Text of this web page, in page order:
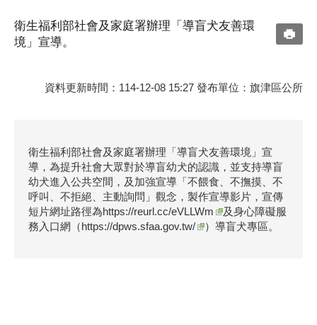
衛生福利部社會及家庭署辦理「導盲犬友善環
境」宣導。
資料更新時間：114-12-08 15:27 發布單位：旗津區公所
衛生福利部社會及家庭署辦理「導盲犬友善環境」宣
導，為提升社會大眾對於導盲幼犬的認識，並支持導盲
幼犬進入公共空間，及加強宣導「不餵食、不撫摸、不
呼叫、不拒絕、主動詢問」觀念，製作宣導影片，宣傳
短片網址路徑為https://reurl.cc/eVLLWm
及身心障礙服
務入口網（https://dpws.sfaa.gov.tw/ ）導盲犬專區。